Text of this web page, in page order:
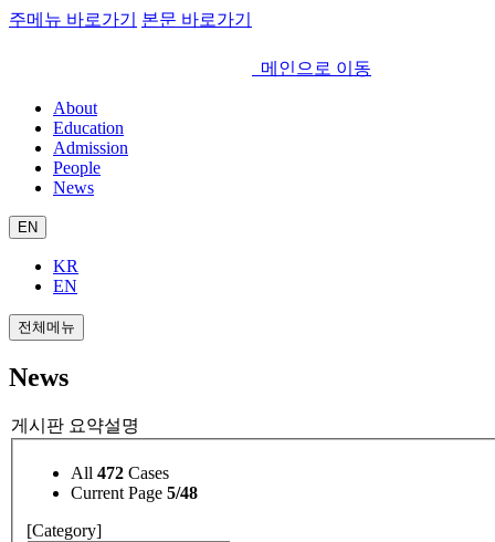
주메뉴 바로가기 본문 바로가기
메인으로 이동
About
Education
Admission
People
News
EN
KR
EN
전체메뉴
News
게시판 요약설명
All 472 Cases
Current Page 5/48
[Category]